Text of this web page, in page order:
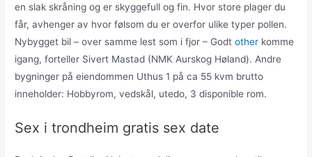
en slak skråning og er skyggefull og fin. Hvor store plager du
får, avhenger av hvor følsom du er overfor ulike typer pollen.
Nybygget bil – over samme lest som i fjor – Godtother komme
igang, forteller Sivert Mastad (NMK Aurskog Høland). Andre
bygninger på eiendommen Uthus 1 på ca 55 kvm brutto
inneholder: Hobbyrom, vedskål, utedo, 3 disponible rom.
Sex i trondheim gratis sex date